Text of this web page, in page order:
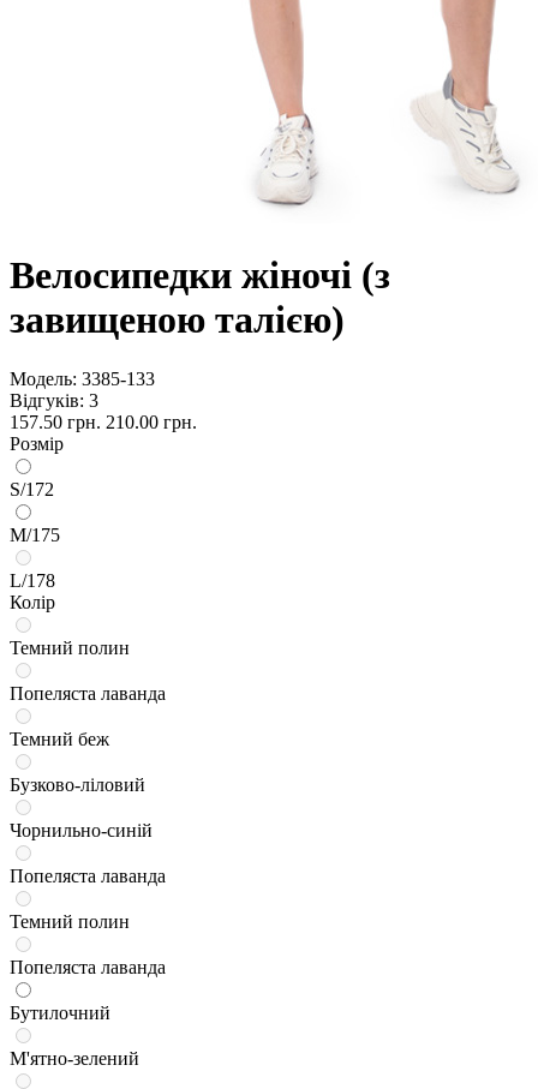
Велосипедки жіночі (з
завищеною талією)
Модель: 3385-133
Відгуків: 3
157.50 грн. 210.00 грн.
Розмір
S/172
M/175
L/178
Колір
Темний полин
Попеляста лаванда
Темний беж
Бузково-ліловий
Чорнильно-синій
Попеляста лаванда
Темний полин
Попеляста лаванда
Бутилочний
М'ятно-зелений